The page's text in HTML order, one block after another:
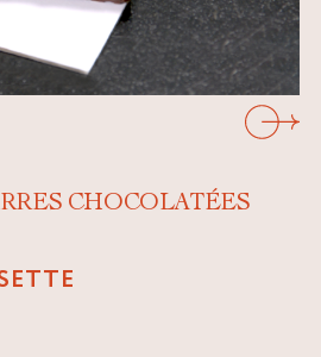
CHOCOLATÉES